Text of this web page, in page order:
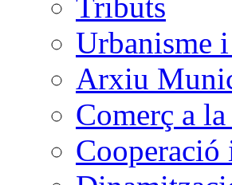
Urbanisme
Arxiu
Comerç a
Cooperació